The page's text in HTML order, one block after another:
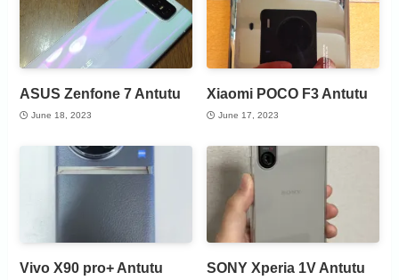
ASUS Zenfone 7 Antutu
June 18, 2023
Xiaomi POCO F3 Antutu
June 17, 2023
Vivo X90 pro+ Antutu
SONY Xperia 1V Antutu